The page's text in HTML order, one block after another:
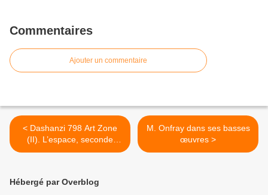
Commentaires
Ajouter un commentaire
< Dashanzi 798 Art Zone
(II). L’espace, seconde
partie.
M. Onfray dans ses basses
œuvres >
Hébergé par Overblog